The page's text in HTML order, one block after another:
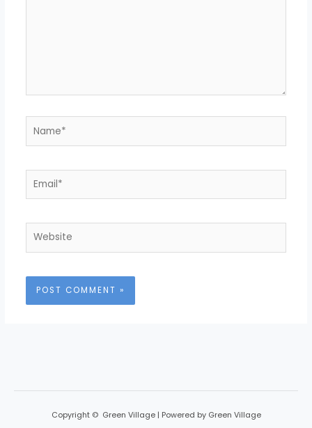
Name*
Email*
Website
Copyright © Green Village | Powered by Green Village